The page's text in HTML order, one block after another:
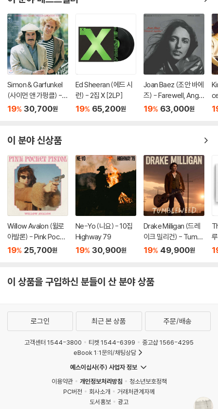
Simon & Garfunkel
(사이먼 앤 가펑클) - G
reatest Hits [LP]
19% 30,700원
Ed Sheeran (에드 시
런) - 2집 X [2LP]
19% 65,200원
Joan Baez (조안 바에
즈) - Farewell, Angel
ina [LP]
19% 63,000원
이 분야 신상품
Willow Avalon (윌로
아발론) - Pink Pocke
t Pistol
19% 25,700원
Ne-Yo (니요) - 10집
Highway 79
19% 30,900원
Drake Milligan (드레
이크 밀리건) - Tumbl
eweed [커스타드 컬
19% 49,900원
이 상품을 구입하신 분들이 산 분야 상품
로그인 최근 본 상품 주문/배송
고객센터 1544-3800 티켓 1544-6399
중고샵 1566-4295
eBook 1:1문의/채팅상담
예스이십사(주) 사업자 정보
이용약관
개인정보처리방침
청소년보호정책
PC버전
회사소개
거래처관계자께
도서홍보
광고